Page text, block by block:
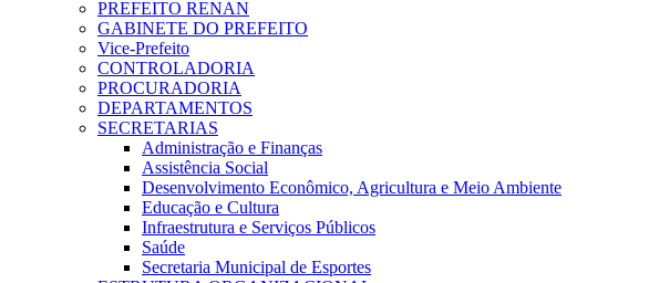
PREFEITO RENAN
GABINETE DO PREFEITO
Vice-Prefeito
CONTROLADORIA
PROCURADORIA
DEPARTAMENTOS
SECRETARIAS
Administração e Finanças
Assistência Social
Desenvolvimento Econômico, Agricultura e Meio Ambiente
Educação e Cultura
Infraestrutura e Serviços Públicos
Saúde
Secretaria Municipal de Esportes